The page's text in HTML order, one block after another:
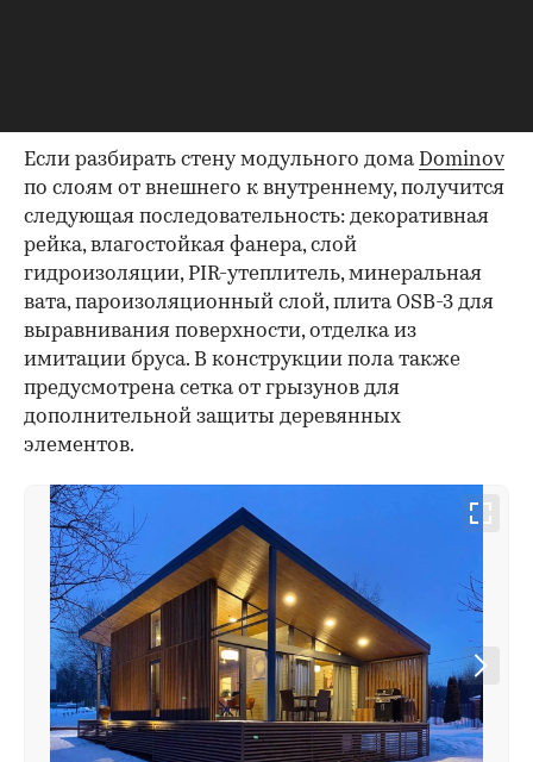
Если разбирать стену модульного дома Dominov
по слоям от внешнего к внутреннему, получится
следующая последовательность: декоративная
рейка, влагостойкая фанера, слой
гидроизоляции, PIR-утеплитель, минеральная
вата, пароизоляционный слой, плита OSB-3 для
выравнивания поверхности, отделка из
имитации бруса. В конструкции пола также
предусмотрена сетка от грызунов для
дополнительной защиты деревянных
элементов.